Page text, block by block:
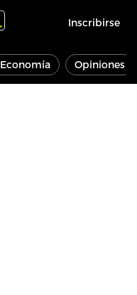
Inscribirse
Economía Opiniones